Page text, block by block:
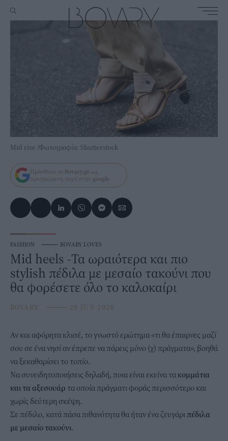
Mid rise /Φωτογραφία: Shutterstock
Πρόσθεσε το Bovary.gr ως
προτιμώμενη πηγή στην google
FASHION ⸻ BOVARY LOVES
Mid heels -Τα ωραιότερα και πιο
stylish πέδιλα με μεσαίο τακούνι που
θα φορέσετε όλο το καλοκαίρι
BOVARY ⸻ 28 JUN 2020
Αν και αφόρητα κλισέ, το γνωστό ερώτημα «τι θα έπαιρνες μαζί
σου σε ένα νησί αν έπρεπε να πάρεις μόνο (χ) πράγματα», βοηθά
να ξεκαθαρίσει το τοπίο.
Να συνειδητοποιήσεις δηλαδή, ποια είναι εκείνα τακομμάτια
και τα αξεσουάρ τα οποία πράγματι φοράς περισσότερο και
χωρίς δεύτερη σκέψη.
Σε πέδιλο, κατά πάσα πιθανότητα θα ήταν ένα ζευγάριπέδιλα
με μεσαίο τακούνι.